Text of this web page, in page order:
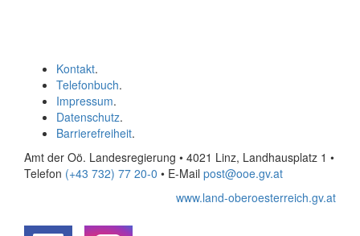
Kontakt.
Telefonbuch.
Impressum.
Datenschutz.
Barrierefreiheit.
Amt der Oö. Landesregierung • 4021 Linz, Landhausplatz 1 •
Telefon (+43 732) 77 20-0 • E-Mail post@ooe.gv.at
www.land-oberoesterreich.gv.at